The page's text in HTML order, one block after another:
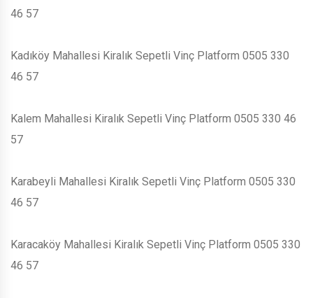
46 57
Kadıköy Mahallesi Kiralık Sepetli Vinç Platform 0505 330
46 57
Kalem Mahallesi Kiralık Sepetli Vinç Platform 0505 330 46
57
Karabeyli Mahallesi Kiralık Sepetli Vinç Platform 0505 330
46 57
Karacaköy Mahallesi Kiralık Sepetli Vinç Platform 0505 330
46 57